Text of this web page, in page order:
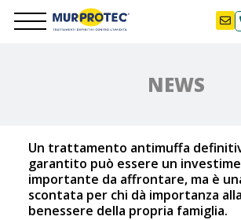
NEWS
Un trattamento antimuffa
garantito può essere un
importante da affrontare, ma è
scontata per chi dà importanza
benessere della propria famiglia.